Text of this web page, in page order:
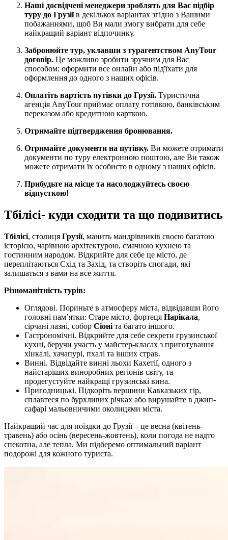
Наші досвідчені менеджери зроблять для Вас підбір
туру до Грузіїв декількох варіантах згідно з Вашими
побажаннями, щоб Ви мали змогу вибрати для себе
найкращий варіант відпочинку.
Забронюйте тур, уклавши з турагентством AnyTour
договір. Це можливо зробити зручним для Вас
способом: оформити все онлайн або під'їхати для
оформлення до одного з наших офісів.
Оплатіть вартість путівки до Грузії. Туристична
агенція AnyTour приймає оплату готівкою, банківським
переказом або кредитною карткою.
Отримайте підтвердження бронювання.
Отримайте документи на путівку. Ви можете отримати
документи по туру електронною поштою, але Ви також
можете отримати їх особисто в одному з наших офісів.
Прибудьте на місце та насолоджуйтесь своєю
відпусткою!
Тбілісі- куди сходити та що подивитись
Тбілісі, столиця Грузії, манить мандрівників своєю багатою
історією, чарівною архітектурою, смачною кухнею та
гостинним народом. Відкрийте для себе це місто, де
переплітаються Схід та Захід, та створіть спогади, які
залишаться з вами на все життя.
Різноманітність турів:
Оглядові. Пориньте в атмосферу міста, відвідавши його
головні пам’ятки: Старе місто, фортеця Нарікала,
сірчані лазні, собор Сіоні та багато іншого.
Гастрономічні. Відкрийте для себе секрети грузинської
кухні, беручи участь у майстер-класах з приготування
хінкалі, хачапурі, пхалі та інших страв.
Винні. Відвідайте винні льохи Кахетії, одного з
найстаріших виноробних регіонів світу, та
продегустуйте найкращі грузинські вина.
Пригодницькі. Підкоріть вершини Кавказьких гір,
сплавтеся по бурхливих річках або вирушайте в джип-
сафарі мальовничими околицями міста.
Найкращий час для поїздки до Грузії – це весна (квітень-
травень) або осінь (вересень-жовтень), коли погода не надто
спекотна, але тепла. Ми підберемо оптимальний варіант
подорожі для кожного туриста.